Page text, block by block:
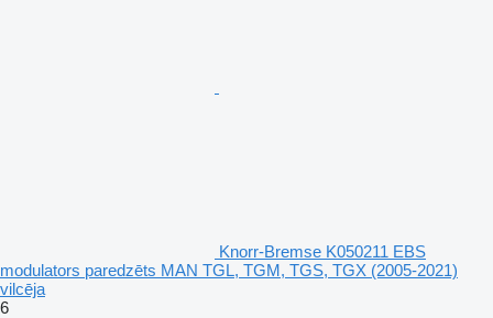
Knorr-Bremse K050211 EBS
modulators paredzēts MAN TGL, TGM, TGS, TGX (2005-2021)
vilcēja
6